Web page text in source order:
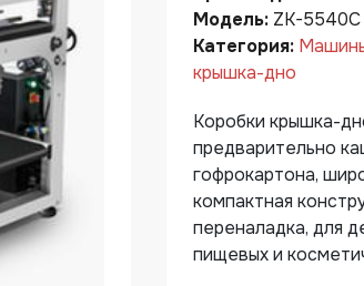
Модель: ZK-5540С
Категория:
крышка-дно
Коробки крышка-
предварительно
гофрокартона,
компактная
переналадка, для
пищевых и